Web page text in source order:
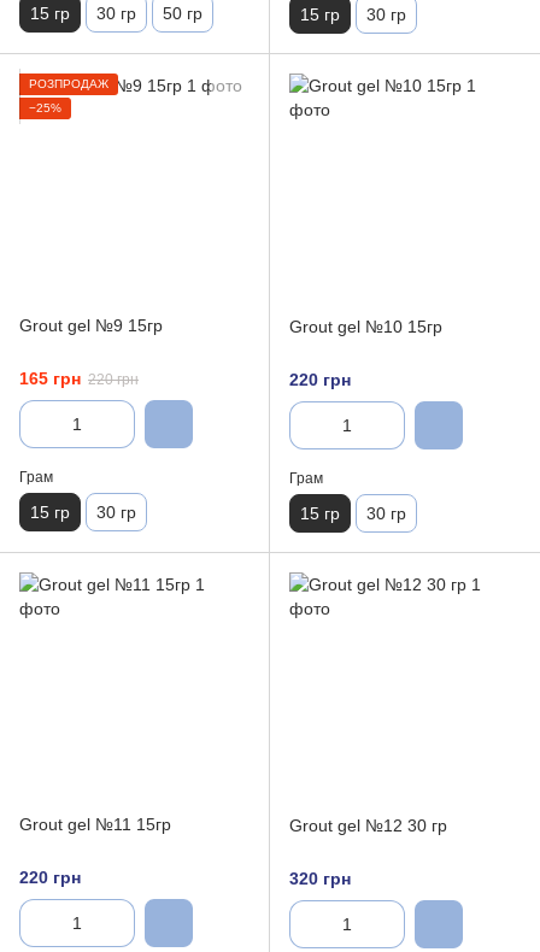
15 гр 30 гр 50 гр 15 гр 30 гр
РОЗПРОДАЖ
−25%
Grout gel №9 15гр
165 грн 220 грн
Грам
15 гр 30 гр
Grout gel №10 15гр
220 грн
Грам
15 гр 30 гр
Grout gel №11 15гр
220 грн
Grout gel №12 30 гр
320 грн